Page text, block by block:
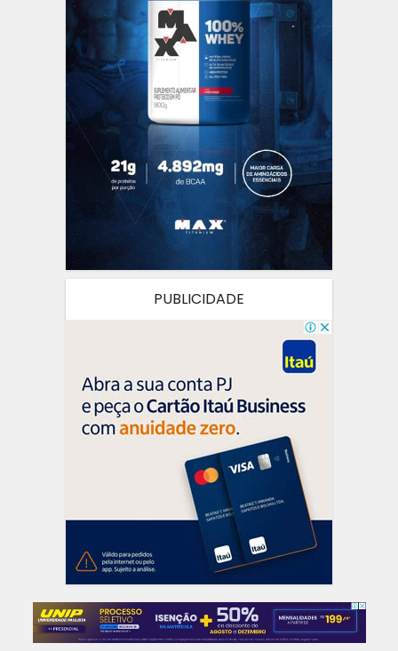
PUBLICIDADE